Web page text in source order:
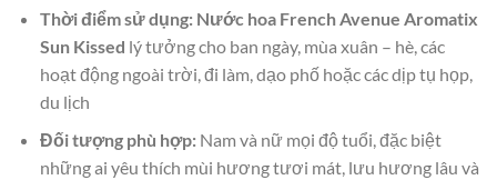
Thời điểm sử dụng: Nước hoa French Avenue Aromatix
Sun Kissed lý tưởng cho ban ngày, mùa xuân – hè, các
hoạt động ngoài trời, đi làm, dạo phố hoặc các dịp tụ họp,
du lịch
Đối tượng phù hợp:Nam và nữ mọi độ tuổi, đặc biệt
những ai yêu thích mùi hương tươi mát, lưu hương lâu và